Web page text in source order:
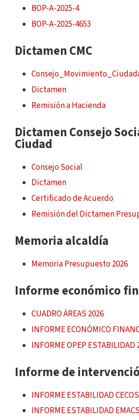
BOP-A-2025-4
BOP-A-2025-4653
Dictamen CMC
Dictamen
Remisión a Hacienda
Dictamen Consejo
Ciudad
Consejo Social
Dictamen
Certificado de Acuerdo
Remisión del Dictamen
Memoria alcaldía
Memoria Presupuesto 2026
Informe económico
CUADRO ÁREAS 2026
INFORME ECONÓMICO
INFORME OPEP ESTABILIDAD
Informe de
INFORME ESTABILIDAD
INFORME ESTABILIDAD